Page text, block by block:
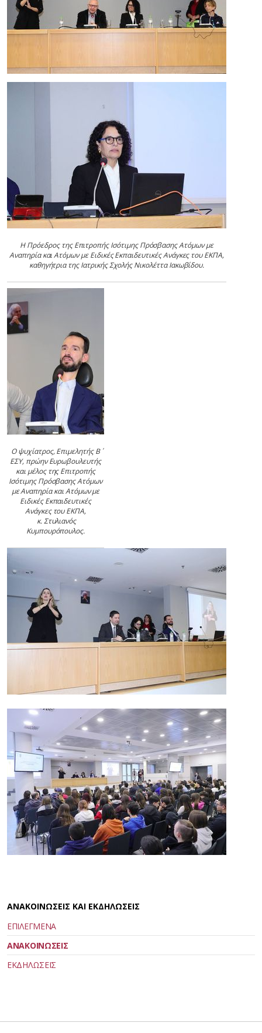
Η Πρόεδρος της Επιτροπής Ισότιμης Πρόσβασης Ατόμων με
Αναπηρία και Ατόμων με Ειδικές Εκπαιδευτικές Ανάγκες του ΕΚΠΑ,
καθηγήτρια της Ιατρικής Σχολής Νικολέττα Ιακωβίδου.
Ο ψυχίατρος, Επιμελητής Β΄
ΕΣΥ, πρώην Ευρωβουλευτής
και μέλος της Επιτροπής
Ισότιμης Πρόσβασης Ατόμων
με Αναπηρία και Ατόμων με
Ειδικές Εκπαιδευτικές
Ανάγκες του ΕΚΠΑ,
κ. Στυλιανός
Κυμπουρόπουλος.
ΑΝΑΚΟΙΝΩΣΕΙΣ ΚΑΙ ΕΚΔΗΛΩΣΕΙΣ
ΕΠΙΛΕΓΜΕΝΑ
ΑΝΑΚΟΙΝΩΣΕΙΣ
ΕΚΔΗΛΩΣΕΙΣ